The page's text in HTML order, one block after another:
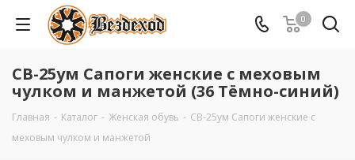
0
СВ-25ум Сапоги женские с меховым
чулком и манжетой (36 Тёмно-синий)
Главная - Каталог - Женская обувь - СВ-25ум Сапоги женские с
меховым чулком и манжетой